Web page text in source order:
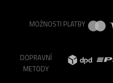
MOŽNOSTI PLATBY
DOPRAVNÍ
METODY